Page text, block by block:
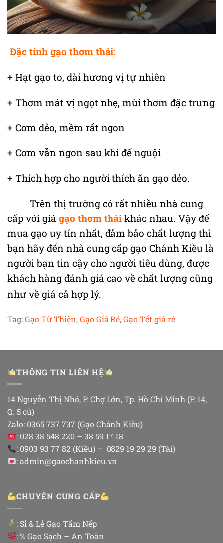
Đặc tính gạo thơm thái:
+ Hạt gạo to, dài hương vị tự nhiên
+ Thơm mát vị ngọt nhẹ, mùi thơm đặc trưng
+ Cơm dẻo, mềm rất ngon
+ Cơm vẫn ngon sau khi để nguội
+ Thích hợp cho người thích ăn gạo dẻo.
Trên thị trường có rất nhiều nhà cung
cấp với giá gạo thơm thái khác nhau. Vậy để
mua gạo uy tín nhất, đảm bảo chất lượng thì
bạn hãy đến nhà cung cấp gạo Chánh Kiều là
người bạn tin cậy cho người tiêu dùng, được
khách hàng đánh giá cao về chất lượng cũng
như về giá cả hợp lý.
Tag:Gạo Từ Thiện,Gạo Giá Rẻ,Gạo Tết giá rẻ
THÔNG TIN LIÊN HỆ
14 Nguyễn Thị Nhỏ, P. Chợ Lớn, Tp. Hồ Chí Minh (P. 14,
Q. 5 cũ)
Zalo: 0365 737 737 (Gạo Chánh Kiều)
: 028 38 548 220 – 38 59 17 18
: 0903 93 77 82 (Kiều) – 0829 19 29 29 (Tài)
: admin@gaochanhkieu.vn
CHUYÊN CUNG CẤP
: Sỉ & Lẻ Gạo Tấm Nếp
: % Gạo Sạch – An Toàn